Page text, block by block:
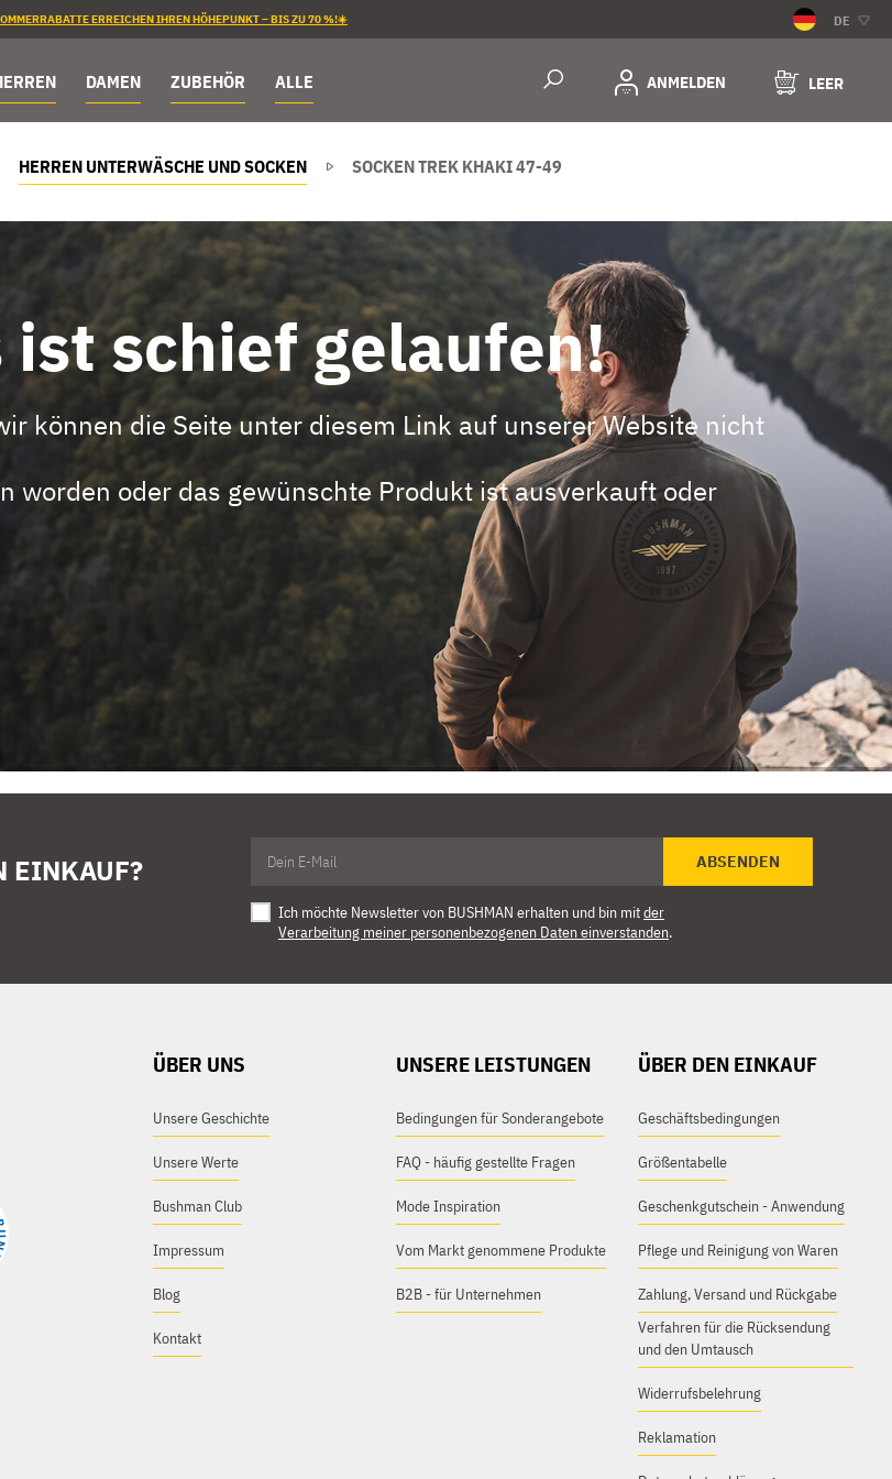
ERREICHEN IHREN HÖHEPUNKT – BIS ZU 70 %!☀️ DE
DAMEN ZUBEHÖR ALLE ANMELDEN LEER
HERREN UNTERWÄSCHE UND SOCKEN SOCKEN TREK KHAKI 47-49
ist schief gelaufen!
können die Seite unter diesem Link auf unserer Website nicht
worden oder das gewünschte Produkt ist ausverkauft oder
EINKAUF? ABSENDEN
Ich möchte Newsletter von BUSHMAN erhalten und bin mitder
Verarbeitung meiner personenbezogenen Daten einverstanden.
ÜBER UNS
Unsere Geschichte
Unsere Werte
Bushman Club
Impressum
Blog
Kontakt
UNSERE LEISTUNGEN
Bedingungen für Sonderangebote
FAQ - häufig gestellte Fragen
Mode Inspiration
Vom Markt genommene Produkte
B2B - für Unternehmen
ÜBER DEN EINKAUF
Geschäftsbedingungen
Größentabelle
Geschenkgutschein - Anwendung
Pflege und Reinigung von Waren
Zahlung, Versand und Rückgabe
Verfahren für die Rücksendung
und den Umtausch
Widerrufsbelehrung
Reklamation